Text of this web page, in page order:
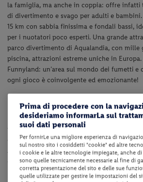
la famiglia, ma anche in coppia: offre infatti
di divertimento e svago per adulti e
15 km con sabbia finissima e fondali bassi,
per i nuotatori poco esperti. Una grande
parco divertimento di Aqualandia, con mille
piscina, attrazioni estreme uniche in
Funnyland: un’area sul mondo dei fumetti e
ogni gioco è coinvolgente ed emozionante!
Dotazioni della struttura
La struttura dispone di reception, ristorante,
richiesta, collegamento internet Wi-Fi in
deposito bagagli.
A pagamento: parcheggio fino ad
giorno da pagare in loco).
Prima di procedere con la
desideriamo informarLa sul
suoi dati personali
Per fornirLe una migliore esperienza di
sul nostro sito i cosiddetti "cookie" ed altre
i cookie e le altre tecnologie impiegate, anche
sono quelle tecnicamente necessarie al fine di
corretta presentazione del sito e delle sue
quelle utilizzate per gestire le impostazioni del